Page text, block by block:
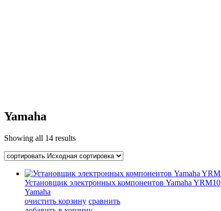
Yamaha
Showing all 14 results
Установщик электронных компонентов Yamaha YRM10
Yamaha
очистить корзину сравнить